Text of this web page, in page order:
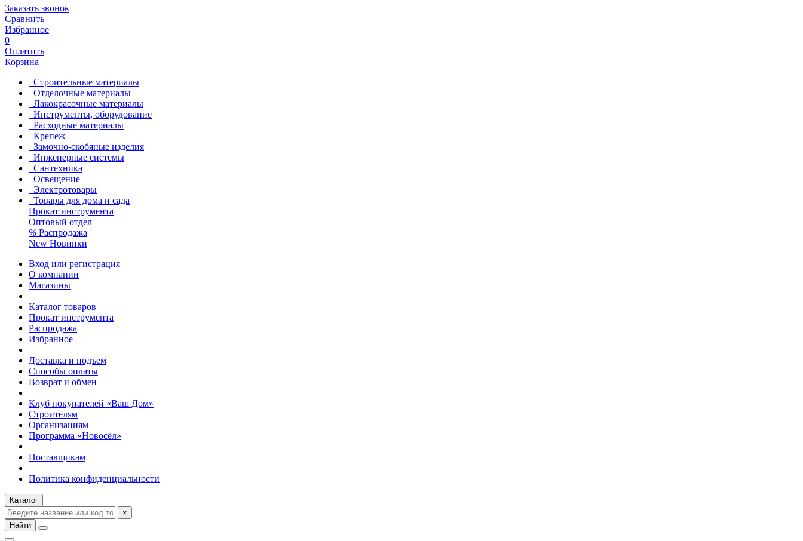
Заказать звонок
Сравнить
Избранное
0
Оплатить
Корзина
Строительные материалы
Отделочные материалы
Лакокрасочные материалы
Инструменты, оборудование
Расходные материалы
Крепеж
Замочно-скобяные изделия
Инженерные системы
Сантехника
Освещение
Электротовары
Товары для дома и сада
Прокат инструмента
Оптовый отдел
% Распродажа
New Новинки
Вход или регистрация
О компании
Магазины
Каталог товаров
Прокат инструмента
Распродажа
Избранное
Доставка и подъем
Способы оплаты
Возврат и обмен
Клуб покупателей «Ваш Дом»
Строителям
Организациям
Программа «Новосёл»
Поставщикам
Политика конфиденциальности
Каталог
×
Найти